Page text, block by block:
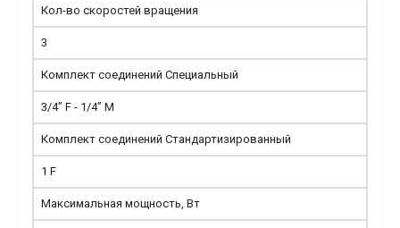
Кол-во скоростей вращения
3
Комплект соединений Специальный
3/4” F - 1/4” M
Комплект соединений Стандартизированный
1 F
Максимальная мощность, Вт